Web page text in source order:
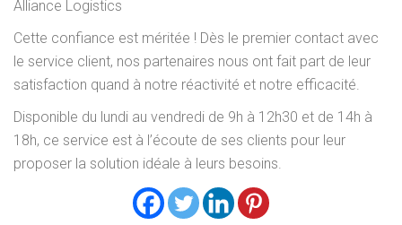
Alliance Logistics
Cette confiance est méritée ! Dès le premier contact avec
le service client, nos partenaires nous ont fait part de leur
satisfaction quand à notre réactivité et notre efficacité.
Disponible du lundi au vendredi de 9h à 12h30 et de 14h à
18h, ce service est à l’écoute de ses clients pour leur
proposer la solution idéale à leurs besoins.